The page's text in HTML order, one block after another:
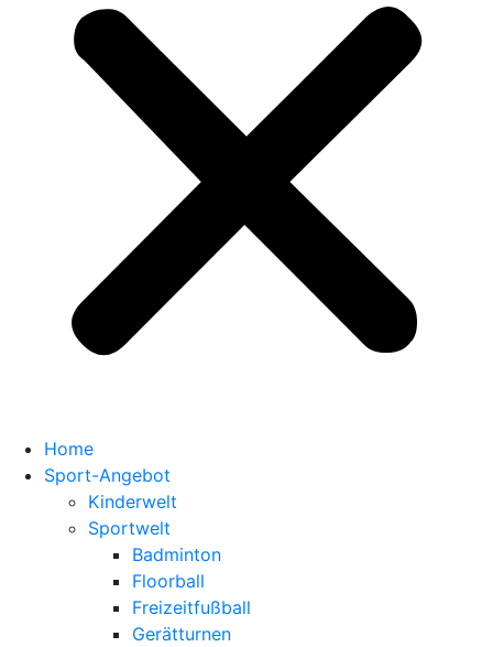
Home
Sport-Angebot
Kinderwelt
Sportwelt
Badminton
Floorball
Freizeitfußball
Gerätturnen